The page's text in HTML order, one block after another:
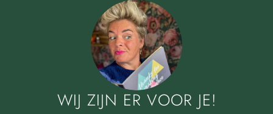
WIJ ZIJN ER VOOR JE!